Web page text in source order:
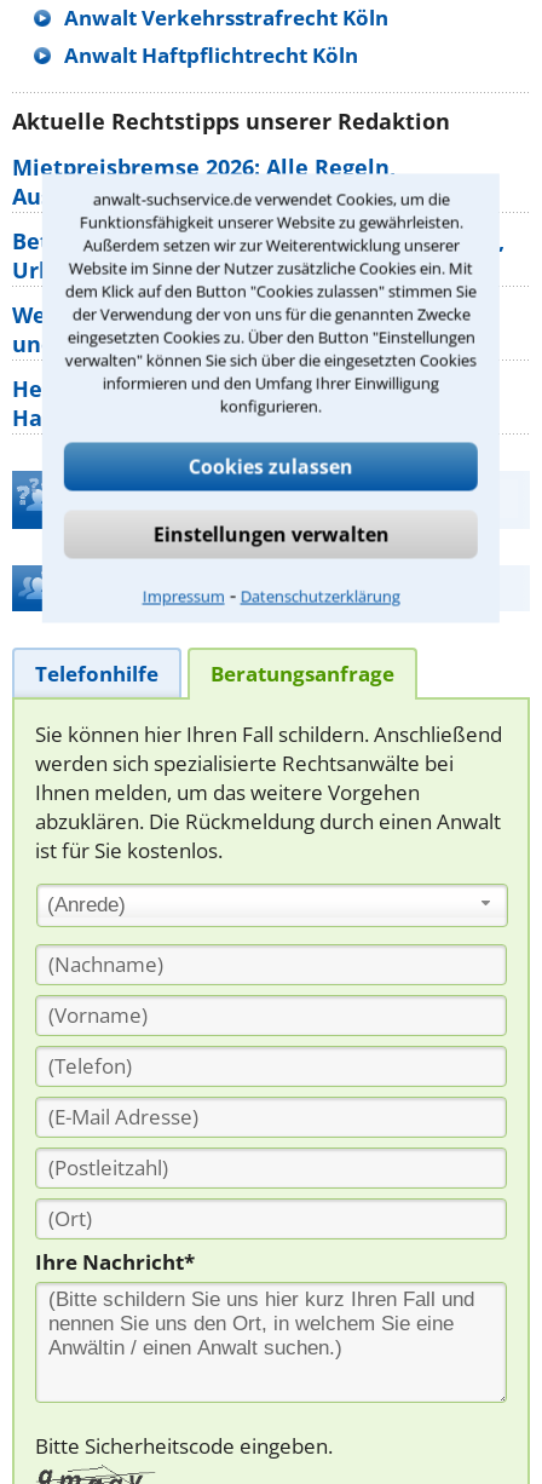
anwalt-suchservice.de verwendet Cookies, um die
Funktionsfähigkeit unserer Website zu gewährleisten.
Außerdem setzen wir zur Weiterentwicklung unserer
Website im Sinne der Nutzer zusätzliche Cookies ein. Mit
dem Klick auf den Button "Cookies zulassen" stimmen Sie
der Verwendung der von uns für die genannten Zwecke
eingesetzten Cookies zu. Über den Button "Einstellungen
verwalten" können Sie sich über die eingesetzten Cookies
informieren und den Umfang Ihrer Einwilligung
konfigurieren.
Cookies zulassen
Einstellungen verwalten
Impressum ⁃ Datenschutzerklärung
Anwalt Verkehrsstrafrecht Köln
Anwalt Haftpflichtrecht Köln
Aktuelle Rechtstipps unserer Redaktion
Mietpreisbremse 2026: Alle Regeln,
Ausnahmen und Rechte für Mieter
Betriebsausflug: 11 Antworten zu Teilnahme,
Urlaub, Arbeitszeit
Welche Rechte hat der Käufer eines Pferdes
und wie macht man sie
Heizungsaustausch abgesagt: Was müssen
Hauseigentümer jetzt zum Thema
Teste Dein Rechtswissen
Hilfe bei Ihrer Anwaltsuche?
Telefonhilfe Beratungsanfrage
Sie können hier Ihren Fall schildern. Anschließend
werden sich spezialisierte Rechtsanwälte bei
Ihnen melden, um das weitere Vorgehen
abzuklären. Die Rückmeldung durch einen Anwalt
ist für Sie kostenlos.
(Anrede)
Ihre Nachricht*
Bitte Sicherheitscode eingeben.